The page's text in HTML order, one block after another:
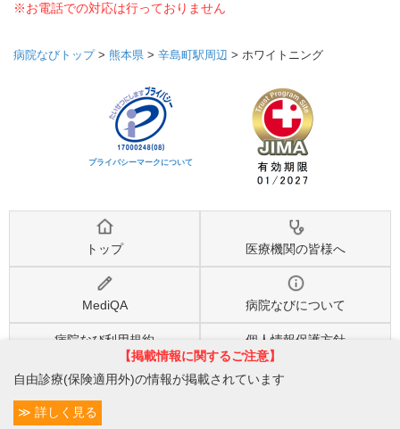
※お電話での対応は行っておりません
病院なびトップ> 熊本県 > 辛島町駅周辺 > ホワイトニング
プライバシーマークについて
トップ 医療機関の皆様へ
MediQA 病院なびについて
病院なび利用規約 個人情報保護方針
【掲載情報に関するご注意】
自由診療(保険適用外)の情報が掲載されています
詳しく見る